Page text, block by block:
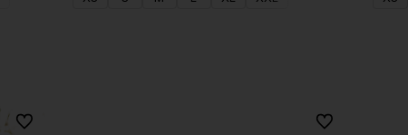
Do ulubionych Do ulubionych